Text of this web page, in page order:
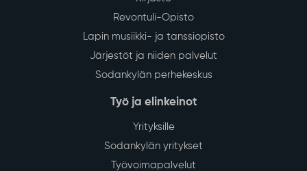
Revontuli-Opisto
Lapin musiikki- ja tanssiopisto
Järjestöt ja niiden palvelut
Sodankylän perhekeskus
Työ ja elinkeinot
Yrityksille
Sodankylän yritykset
Työvoimapalvelut